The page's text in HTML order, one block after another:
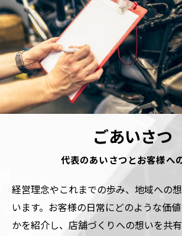
ごあいさつ
代表のあいさつとお客様へ
経営理念やこれまでの歩み、地域への
います。お客様の日常にどのような価
かを紹介し、店舗づくりへの想いを共有